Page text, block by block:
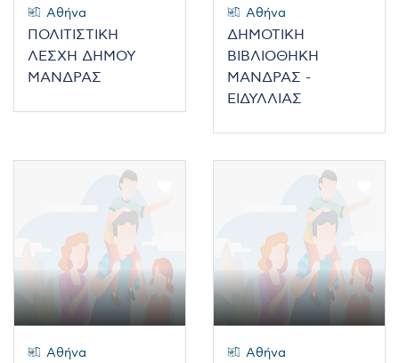
Αθήνα
ΠΟΛΙΤΙΣΤΙΚΗ
ΛΕΣΧΗ ΔΗΜΟΥ
ΜΑΝΔΡΑΣ
Αθήνα
ΔΗΜΟΤΙΚΗ
ΒΙΒΛΙΟΘΗΚΗ
ΜΑΝΔΡΑΣ -
ΕΙΔΥΛΛΙΑΣ
Αθήνα Αθήνα